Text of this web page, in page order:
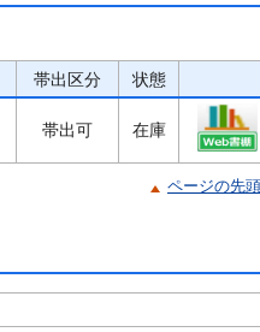
帯出区分 状態
帯出可 在庫
ページの先